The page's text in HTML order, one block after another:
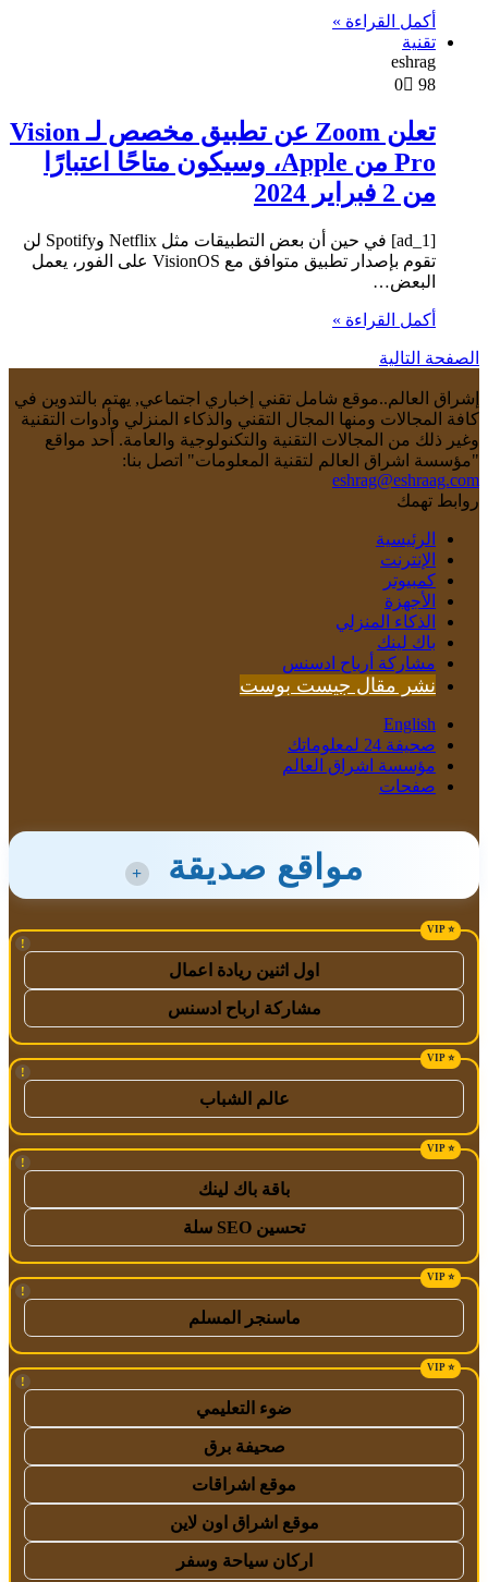
أكمل القراءة »
تقنية
eshrag
0
98
تعلن Zoom عن تطبيق مخصص لـ Vision
Pro من Apple، وسيكون متاحًا اعتبارًا
من 2 فبراير 2024
[ad_1] في حين أن بعض التطبيقات مثل Netflix وSpotify لن
تقوم بإصدار تطبيق متوافق مع VisionOS على الفور، يعمل
البعض…
أكمل القراءة »
الصفحة التالية
إشراق العالم..موقع شامل تقني إخباري اجتماعي, يهتم بالتدوين في
كافة المجالات ومنها المجال التقني والذكاء المنزلي وأدوات التقنية
وغير ذلك من المجالات التقنية والتكنولوجية والعامة. أحد مواقع
"مؤسسة اشراق العالم لتقنية المعلومات" اتصل بنا:
eshrag@eshraag.com
روابط تهمك
الرئيسية
الإنترنت
كمبيوتر
الأجهزة
الذكاء المنزلي
باك لينك
مشاركة أرباح ادسنس
نشر مقال جيست بوست
English
صحيفة 24 لمعلوماتك
مؤسسة اشراق العالم
صفحات
مواقع صديقة +
!
اول اثنين ريادة اعمال
مشاركة ارباح ادسنس
!
عالم الشباب
!
باقة باك لينك
تحسين SEO سلة
!
ماسنجر المسلم
!
ضوء التعليمي
صحيفة برق
موقع اشراقات
موقع اشراق اون لاين
اركان سياحة وسفر